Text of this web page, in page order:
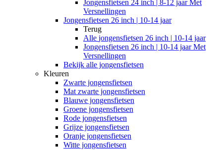
Jongensfietsen 24 inch | 8-12 jaar Met
Versnellingen
Jongensfietsen 26 inch | 10-14 jaar
Terug
Alle jongensfietsen 26 inch | 10-14 jaar
Jongensfietsen 26 inch | 10-14 jaar Met
Versnellingen
Bekijk alle jongensfietsen
Kleuren
Zwarte jongensfietsen
Mat zwarte jongensfietsen
Blauwe jongensfietsen
Groene jongensfietsen
Rode jongensfietsen
Grijze jongensfietsen
Oranje jongensfietsen
Witte jongensfietsen